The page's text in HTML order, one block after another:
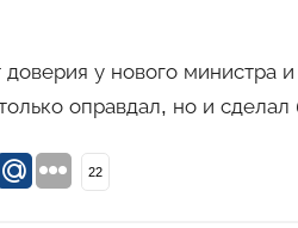
у нового министра
оправдал, но и
22